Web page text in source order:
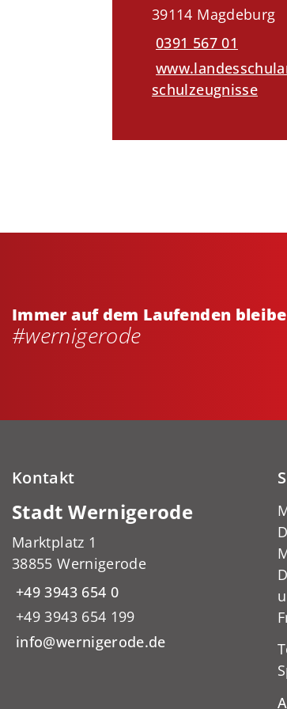
39114 Magdeburg
0391 567 01
schulzeugnisse
Immer auf dem Laufenden
#wernigerode
Kontakt
Stadt Wernigerode
Marktplatz 1
38855 Wernigerode
+49 3943 654 0
+49 3943 654 199
info@wernigerode.de